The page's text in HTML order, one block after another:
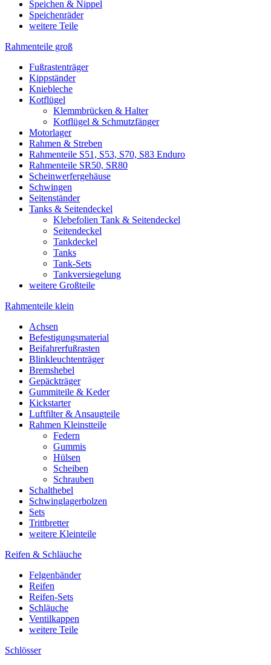
Speichen & Nippel
Speichenräder
weitere Teile
Rahmenteile groß
Fußrastenträger
Kippständer
Kniebleche
Kotflügel
Klemmbrücken & Halter
Kotflügel & Schmutzfänger
Motorlager
Rahmen & Streben
Rahmenteile S51, S53, S70, S83 Enduro
Rahmenteile SR50, SR80
Scheinwerfergehäuse
Schwingen
Seitenständer
Tanks & Seitendeckel
Klebefolien Tank & Seitendeckel
Seitendeckel
Tankdeckel
Tanks
Tank-Sets
Tankversiegelung
weitere Großteile
Rahmenteile klein
Achsen
Befestigungsmaterial
Beifahrerfußrasten
Blinkleuchtenträger
Bremshebel
Gepäckträger
Gummiteile & Keder
Kickstarter
Luftfilter & Ansaugteile
Rahmen Kleinstteile
Federn
Gummis
Hülsen
Scheiben
Schrauben
Schalthebel
Schwinglagerbolzen
Sets
Trittbretter
weitere Kleinteile
Reifen & Schläuche
Felgenbänder
Reifen
Reifen-Sets
Schläuche
Ventilkappen
weitere Teile
Schlösser